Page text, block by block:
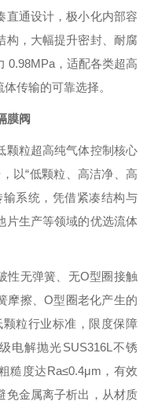
直通设计，极小化内部容
构，大幅提升密封、耐腐
0.98MPa，适配各类超高
传输的可靠选择。
膜阀
颗粒超高纯气体控制核心
以“低颗粒、高洁净、高
系统，凭借紧凑结构与
片生产等领域的优选流体
性无弹簧、无O型圈接触
摩擦、O型圈老化产生的
粒行业标准，限度保障
电解抛光SUS316L不锈
糙度达Ra≤0.4μm，有效
免金属离子析出，从材质